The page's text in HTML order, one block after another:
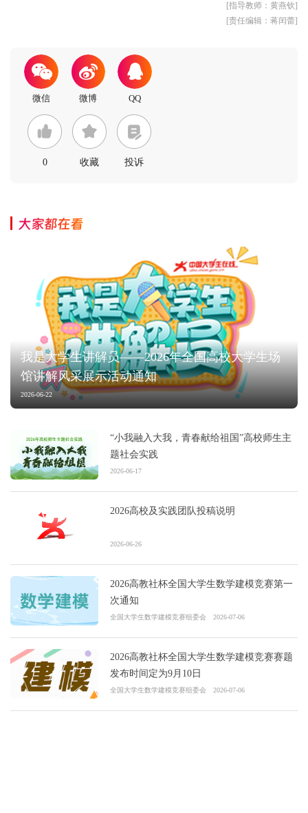
[指导教师：黄燕钦]
[责任编辑：蒋闰蕾]
0 收藏 投诉
大家都在看
我是大学生讲解员——2026年全国高校大学生场
馆讲解风采展示活动通知
2026-06-22
“小我融入大我，青春献给祖国”高校师生主
题社会实践
2026-06-17
2026高校及实践团队投稿说明
2026-06-26
2026高教社杯全国大学生数学建模竞赛第一
次通知
全国大学生数学建模竞赛组委会 2026-07-06
2026高教社杯全国大学生数学建模竞赛赛题
发布时间定为9月10日
全国大学生数学建模竞赛组委会 2026-07-06